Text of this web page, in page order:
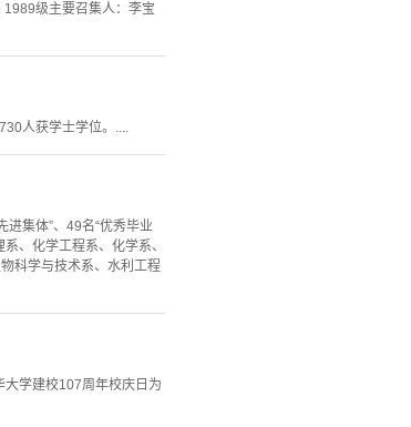
级主要召集人：李宝
人获学士学位。....
集体”、49名“优秀毕业
、化学工程系、化学系、
科学与技术系、水利工程
学建校107周年校庆日为